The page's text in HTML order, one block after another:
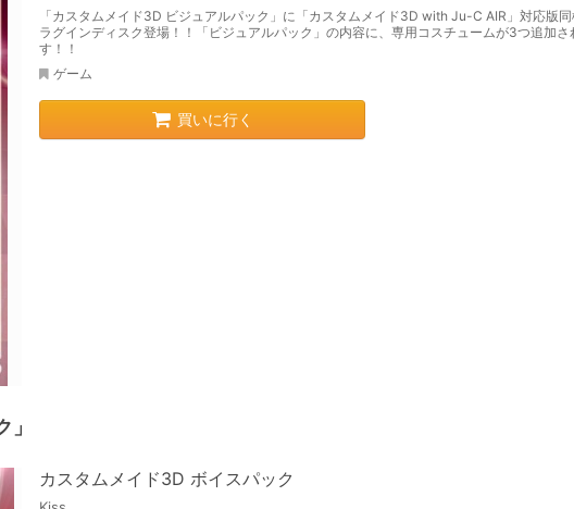
「カスタムメイド3D ビジュアルパック」に「カスタムメイド3D with Ju-C AIR」対応版
ラグインディスク登場！！「ビジュアルパック」の内容に、専用コスチュームが3つ追加さ
す！！
ゲーム
買いに行く
カスタムメイド3D ボイスパック